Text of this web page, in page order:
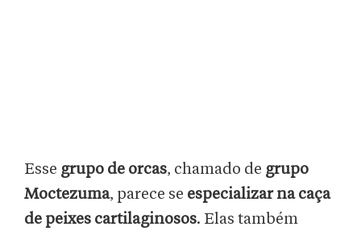
Esse grupo de orcas, chamado de grupo
Moctezuma, parece se especializar na caça
de peixes cartilaginosos. Elas também